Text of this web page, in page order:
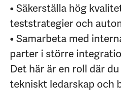
• Säkerställa hög
teststrategier och
• Samarbeta med
parter i större
Det här är en roll där
tekniskt ledarskap och